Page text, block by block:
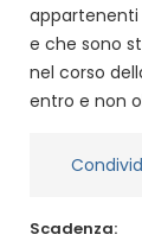
appartenenti
e che sono
nel corso
entro e non
Scadenza: